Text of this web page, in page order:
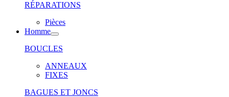
RÉPARATIONS
Pièces
Homme
BOUCLES
ANNEAUX
FIXES
BAGUES ET JONCS